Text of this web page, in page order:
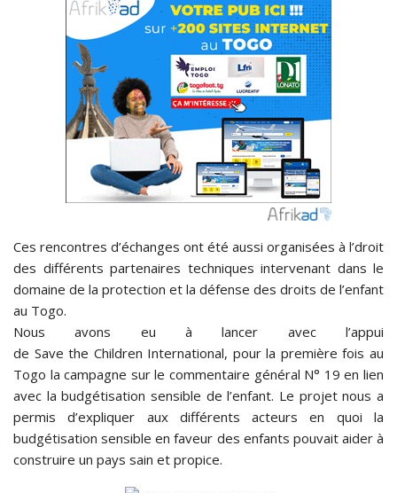
Ces rencontres d’échanges ont été aussi organisées à l’droit
des différents partenaires techniques intervenant dans le
domaine de la protection et la défense des droits de l’enfant
au Togo.
Nous avons eu à lancer avec l’appui
de Save the Children International, pour la première fois au
Togo la campagne sur le commentaire général N° 19 en lien
avec la budgétisation sensible de l’enfant. Le projet nous a
permis d’expliquer aux différents acteurs en quoi la
budgétisation sensible en faveur des enfants pouvait aider à
construire un pays sain et propice.